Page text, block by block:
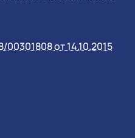
от 14.10.2015